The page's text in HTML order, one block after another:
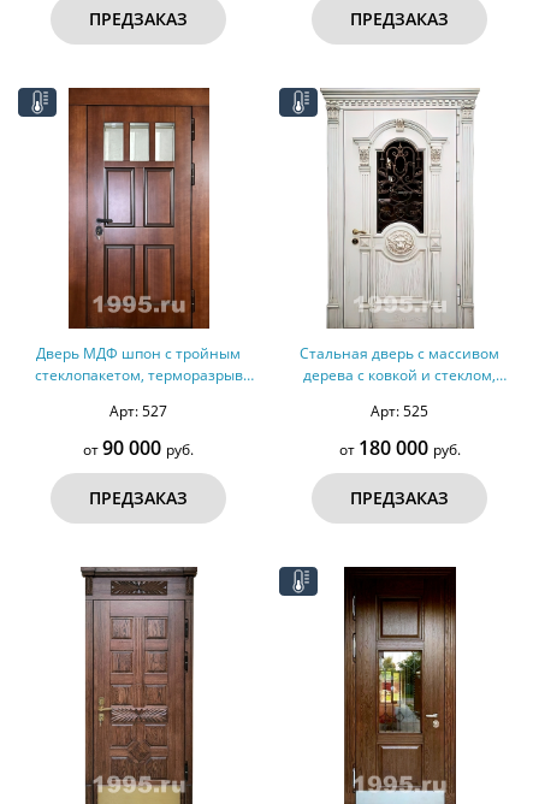
ПРЕДЗАКАЗ ПРЕДЗАКАЗ
Дверь МДФ шпон с тройным
стеклопакетом, терморазрыв
Арт: 527
от90 000 руб.
ПРЕДЗАКАЗ
Стальная дверь с массивом
дерева с ковкой и стеклом,
Арт: 525
от 180 000 руб.
ПРЕДЗАКАЗ